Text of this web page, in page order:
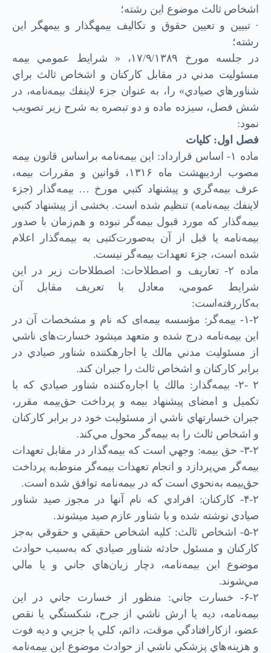
اشخاص ثالث موضوع اين رشته؛
· تبيين و تعيين حقوق و تكاليف بيمه­گذار و بيمه­گر اين
رشته؛
در جلسه مورخ ۱۷/۹/۱۳۸۹، « شرايط عمومي بيمه
مسئوليت مدني در مقابل كاركنان و اشخاص ثالث براي
شناورهاي صيادي» را، به عنوان جزء لاينفك بيمه‌نامه، در
شش فصل، سيزده ماده و دو تبصره به شرح زير تصويب
نمود:
فصل اول: كليات
ماده ۱- اساس قرارداد: اين بيمه‌نامه براساس قانون بيمه
مصوب ارديبهشت ماه ۱۳۱۶، قوانين و مقررات بيمه،
عرف بيمه‌گري و پيشنهاد كتبي مورخ … بيمه‌گذار (جزء
لاينفك بيمه‌نامه) تنظيم شده است. بخشی از پيشنهاد كتبي
بيمه‌گذار كه مورد قبول بيمه‌گر نبوده و هم‌زمان با صدور
بيمه‌نامه يا قبل از آن به‌صورت‌کتبی به بيمه‌گذار اعلام
شده است، جزء تعهدات بيمه‌گر نیست.
ماده ۲- تعاريف و اصطلاحات: اصطلاحات زير در اين
شرايط عمومي، معادل با تعريف مقابل آن
به‌كار‌رفته‌است:
۱-۲- بيمه‌گر: مؤسسه بيمه‌ای كه نام و مشخصات آن در
اين بيمه‌نامه درج شده و متعهد مي­شود خسارت‌های ناشي
از مسئوليت مدني مالك يا اجاره­كننده شناور صيادي در
برابر كاركنان و اشخاص ثالث را جبران کند.
۲ -۲- بيمه‌گذار: مالك يا اجاره‌كننده شناور صيادي كه با
تكميل و امضای پيشنهاد بيمه و پرداخت حق‌بيمه مقرر،
جبران خسارت­هاي ناشي از مسئوليت خود در برابر كاركنان
و اشخاص ثالث را به بيمه‌گر محول مي‌کند.
۳-۲- حق بيمه: وجهي است كه بيمه‌گذار در مقابل تعهدات
بيمه‌گر مي‌پردازد و انجام تعهدات بيمه‌گر منوط‌به پرداخت
حق‌بيمه به‌نحوي است ‌كه در بيمه‌نامه توافق شده است.
۴-۲- كاركنان: افرادي كه نام آنها در مجوز صيد شناور
صيادي نوشته شده و با شناور عازم صيد مي­شوند.
۵-۲- اشخاص ثالث: كليه اشخاص حقيقي و حقوقي به‌جز
كاركنان و مسئول حادثه شناور صيادي كه به‌سبب حوادث
موضوع اين بيمه‌نامه، دچار زيان‌هاي جاني و يا مالي
مي‌شوند.
۶-۲- خسارت جاني: منظور از خسارت جاني در اين
بيمه‌نامه، ديه يا ارش ناشي از جرح، شكستگي يا نقص
عضو، از‌كارافتادگي موقت، دائم، كلي يا جزيي و ديه فوت
و هزينه‌هاي پزشكي ناشي از حوادث موضوع اين بيمه‌نامه